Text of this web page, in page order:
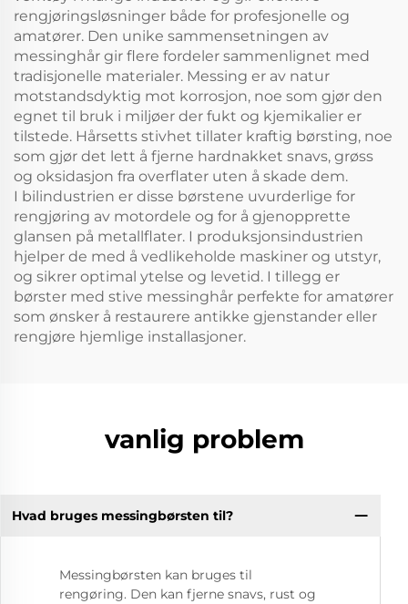
rengjøringsløsninger både for profesjonelle og
amatører. Den unike sammensetningen av
messinghår gir flere fordeler sammenlignet med
tradisjonelle materialer. Messing er av natur
motstandsdyktig mot korrosjon, noe som gjør den
egnet til bruk i miljøer der fukt og kjemikalier er
tilstede. Hårsetts stivhet tillater kraftig børsting, noe
som gjør det lett å fjerne hardnakket snavs, grøss
og oksidasjon fra overflater uten å skade dem.
I bilindustrien er disse børstene uvurderlige for
rengjøring av motordele og for å gjenopprette
glansen på metallflater. I produksjonsindustrien
hjelper de med å vedlikeholde maskiner og utstyr,
og sikrer optimal ytelse og levetid. I tillegg er
børster med stive messinghår perfekte for amatører
som ønsker å restaurere antikke gjenstander eller
rengjøre hjemlige installasjoner.
vanlig problem
Hvad bruges messingbørsten til?
Messingbørsten kan bruges til
rengøring. Den kan fjerne snavs, rust og